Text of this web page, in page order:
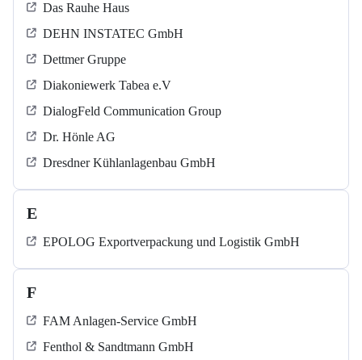
Das Rauhe Haus
DEHN INSTATEC GmbH
Dettmer Gruppe
Diakoniewerk Tabea e.V
DialogFeld Communication Group
Dr. Hönle AG
Dresdner Kühlanlagenbau GmbH
E
EPOLOG Exportverpackung und Logistik GmbH
F
FAM Anlagen-Service GmbH
Fenthol & Sandtmann GmbH